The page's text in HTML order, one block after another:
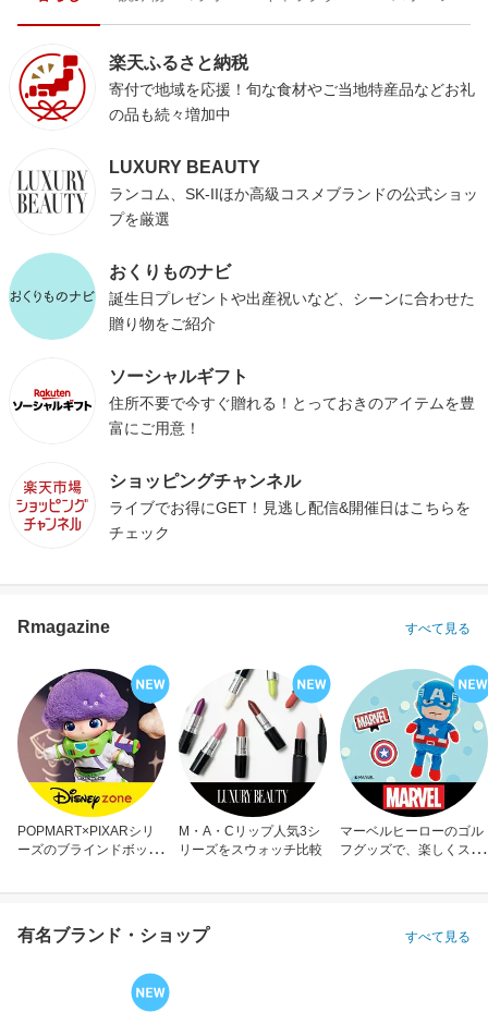
楽天ふるさと納税
寄付で地域を応援！旬な食材やご当地特産品などお礼
の品も続々増加中
LUXURY BEAUTY
ランコム、SK-IIほか高級コスメブランドの公式ショッ
プを厳選
おくりものナビ
誕生日プレゼントや出産祝いなど、シーンに合わせた
贈り物をご紹介
ソーシャルギフト
住所不要で今すぐ贈れる！とっておきのアイテムを豊
富にご用意！
ショッピングチャンネル
ライブでお得にGET！見逃し配信&開催日はこちらを
チェック
Rmagazine すべて見る
POPMART×PIXARシリ
ーズのブラインドボック
M・A・Cリップ人気3シ
リーズをスウォッチ比較
マーベルヒーローのゴル
フグッズで、楽しくスコ
有名ブランド・ショップ すべて見る